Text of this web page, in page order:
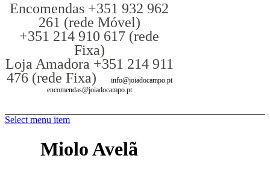
Encomendas +351 932 962
261 (rede Móvel)
+351 214 910 617 (rede
Fixa)
Loja Amadora +351 214 911
476 (rede Fixa)
info@joiadocampo.pt
encomendas@joiadocampo.pt
Select menu item
Miolo Avelã